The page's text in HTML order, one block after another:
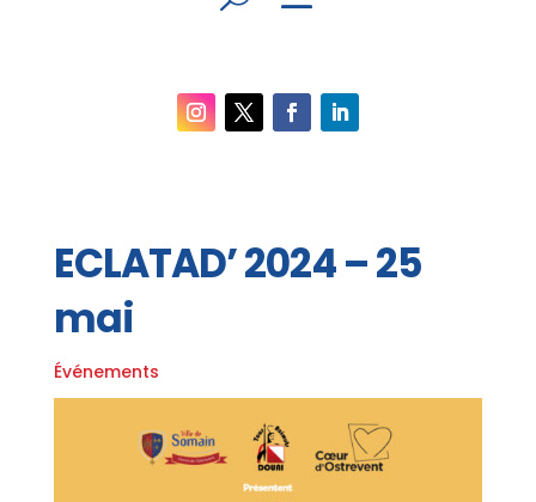
ECLATAD’ 2024 – 25
mai
Événements